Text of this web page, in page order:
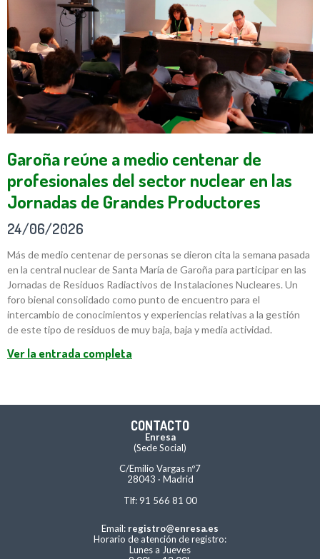
Garoña reúne a medio centenar de
profesionales del sector nuclear en las
Jornadas de Grandes Productores
24/06/2026
Más de medio centenar de personas se dieron cita la semana pasada
en la central nuclear de Santa María de Garoña para participar en las
Jornadas de Residuos Radiactivos de Instalaciones Nucleares. Un
foro bienal consolidado como punto de encuentro para el
intercambio de conocimientos y experiencias relativas a la gestión
de este tipo de residuos de muy baja, baja y media actividad.
Ver la entrada completa
CONTACTO
Enresa
(Sede Social)
C/Emilio Vargas nº7
28043 · Madrid
Tlf: 91 566 81 00
Email: registro@enresa.es
Horario de atención de registro:
Lunes a Jueves